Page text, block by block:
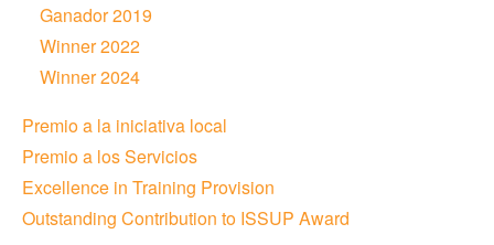
Ganador 2019
Winner 2022
Winner 2024
Premio a la iniciativa local
Premio a los Servicios
Excellence in Training Provision
Outstanding Contribution to ISSUP Award